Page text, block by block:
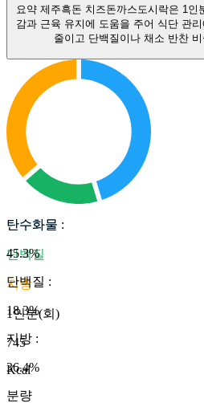
요약 제주흑돈 치즈돈까스도시락은 1
감과 근육 유지에 도움을 주어 식단 관
줄이고 단백질이나 채소 반찬
탄수화물
단백질
지방
1인분(회)
745
Kcal
탄수화물 :
45.3%
단백질 :
18.3%
지방 :
36.4%
분량